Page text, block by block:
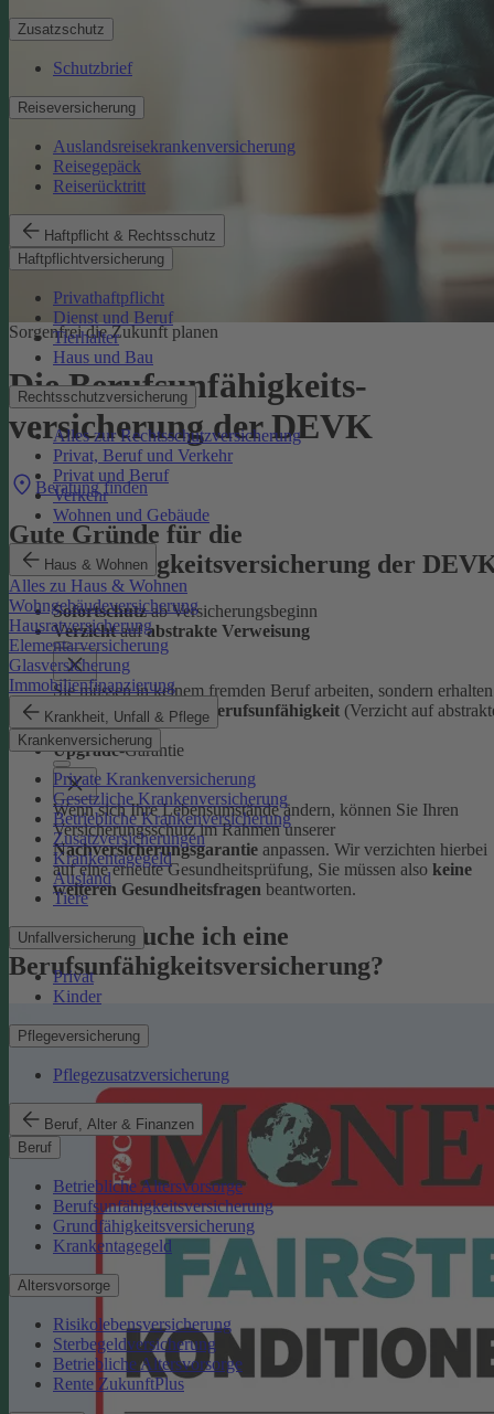
Zusatzschutz
Schutzbrief
Reiseversicherung
Auslandsreisekrankenversicherung
Reisegepäck
Reiserücktritt
Haftpflicht & Rechtsschutz
Haftpflichtversicherung
Privathaftpflicht
Dienst und Beruf
Tierhalter
Haus und Bau
Rechtsschutzversicherung
Alles zur Rechtsschutzversicherung
Privat, Beruf und Verkehr
Privat und Beruf
Verkehr
Wohnen und Gebäude
Haus & Wohnen
Alles zu Haus & Wohnen
Wohngebäudeversicherung
Hausratversicherung
Elementarversicherung
Glasversicherung
Immobilienfinanzierung
Krankheit, Unfall & Pflege
Krankenversicherung
Private Krankenversicherung
Gesetzliche Krankenversicherung
Betriebliche Krankenversicherung
Zusatzversicherungen
Krankentagegeld
Ausland
Tiere
Unfallversicherung
Privat
Kinder
Pflegeversicherung
Pflegezusatzversicherung
Beruf, Alter & Finanzen
Beruf
Betriebliche Altersvorsorge
Berufsunfähigkeitsversicherung
Grundfähigkeitsversicherung
Krankentagegeld
Altersvorsorge
Risikolebensversicherung
Sterbegeldversicherung
Betriebliche Altersvorsorge
Rente ZukunftPlus
Sorgenfrei die Zukunft planen
Die Berufsunfähigkeits­
versicherung der DEVK
Beratung finden
Gute Gründe für die
Berufsunfähigkeitsversicherung der
Sofortschutzab Versicherungsbeginn
Verzichtaufabstrakte Verweisung
Sie müssen in keinem fremden Beruf arbeiten, sondern erhalten
volle Leistungen bei Berufsunfähigkeit (Verzicht auf
Verweisung).
Upgrade-Garantie
Wenn sich Ihre Lebensumstände ändern, können Sie Ihren
Versicherungsschutz im Rahmen unserer
Nachversicherungsgarantie anpassen. Wir verzichten hierbei
auf eine erneute Gesundheitsprüfung, Sie müssen also keine
weiteren Gesundheitsfragen beantworten.
Warum brauche ich eine
Berufsunfähigkeitsversicherung?